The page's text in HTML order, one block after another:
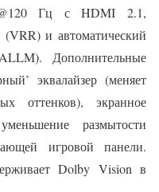
Гц с HDMI 2.1,
и автоматический
Дополнительные
эквалайзер (меняет
оттенков), экранное
размытости
игровой панели.
Dolby Vision в